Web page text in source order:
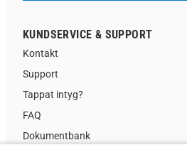
KUNDSERVICE & SUPPORT
Kontakt
Support
Tappat intyg?
FAQ
Dokumentbank